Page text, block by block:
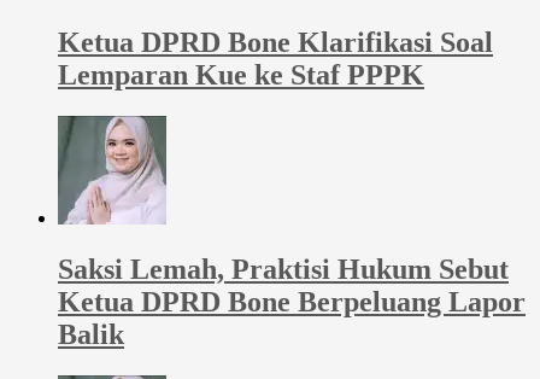
Ketua DPRD Bone Klarifikasi Soal
Lemparan Kue ke Staf PPPK
Saksi Lemah, Praktisi Hukum Sebut
Ketua DPRD Bone Berpeluang Lapor
Balik